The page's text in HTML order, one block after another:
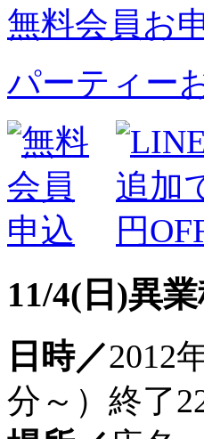
無料会員お
パーティー
11/4(日)異
日時／2012
分～）終了